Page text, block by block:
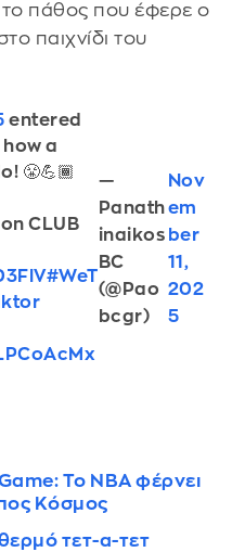
το πάθος που έφερε ο
παιχνίδι του
entered
a
😤💪🏾
CLUB
#WeT
—
Panath
inaikos
BC
(@Pao
bcgr)
Nov
em
ber
11,
202
5
Το NBA φέρνει
Κόσμος
τετ-α-τετ